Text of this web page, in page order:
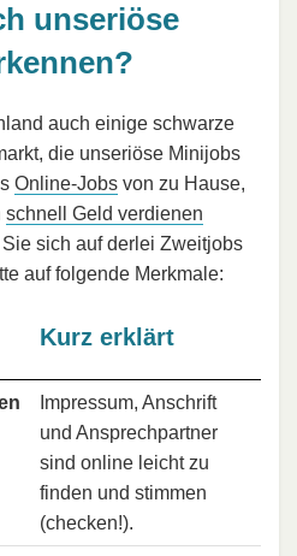
unseriöse
auch einige schwarze
die unseriöse Minijobs
Online-Jobs von zu Hause,
schnell Geld verdienen
sich auf derlei Zweitjobs
auf folgende Merkmale:
Kurz erklärt
Impressum, Anschrift
und Ansprechpartner
sind online leicht zu
finden und stimmen
(checken!).